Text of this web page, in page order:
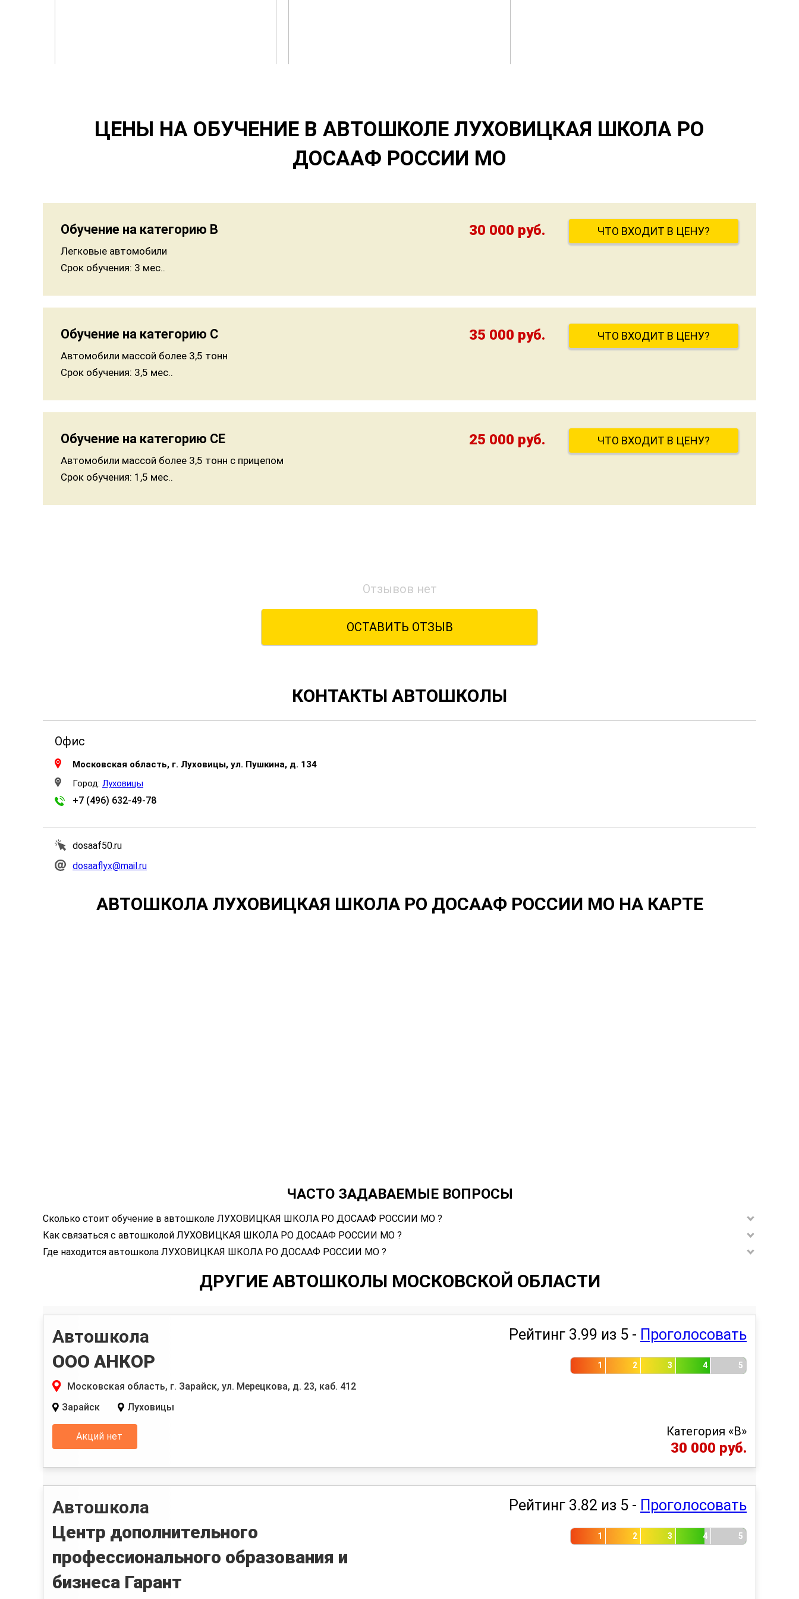
ЦЕНЫ НА ОБУЧЕНИЕ В АВТОШКОЛЕ ЛУХОВИЦКАЯ ШКОЛА РО
ДОСААФ РОССИИ МО
Обучение на категорию B
Легковые автомобили
Срок обучения: 3 мес..
30 000 руб. ЧТО ВХОДИТ В ЦЕНУ?
Обучение на категорию C
Автомобили массой более 3,5 тонн
Срок обучения: 3,5 мес..
35 000 руб. ЧТО ВХОДИТ В ЦЕНУ?
Обучение на категорию CE
Автомобили массой более 3,5 тонн с прицепом
Срок обучения: 1,5 мес..
25 000 руб. ЧТО ВХОДИТ В ЦЕНУ?
Отзывов нет
ОСТАВИТЬ ОТЗЫВ
КОНТАКТЫ АВТОШКОЛЫ
Офис
Московская область, г. Луховицы, ул. Пушкина, д. 134
Город: Луховицы
+7 (496) 632-49-78
dosaaf50.ru
dosaaflyx@mail.ru
АВТОШКОЛА ЛУХОВИЦКАЯ ШКОЛА РО ДОСААФ РОССИИ МО НА КАРТЕ
ЧАСТО ЗАДАВАЕМЫЕ ВОПРОСЫ
Сколько стоит обучение в автошколе ЛУХОВИЦКАЯ ШКОЛА РО ДОСААФ РОССИИ МО ?
Как связаться с автошколой ЛУХОВИЦКАЯ ШКОЛА РО ДОСААФ РОССИИ МО ?
Где находится автошкола ЛУХОВИЦКАЯ ШКОЛА РО ДОСААФ РОССИИ МО ?
ДРУГИЕ АВТОШКОЛЫ МОСКОВСКОЙ ОБЛАСТИ
Автошкола
ООО АНКОР
Московская область, г. Зарайск, ул. Мерецкова, д. 23, каб. 412
Зарайск
Луховицы
Рейтинг 3.99 из 5 - Проголосовать
1 2 3 4 5
Акций нет Категория «B»
30 000 руб.
Автошкола
Центр дополнительного
профессионального образования и
бизнеса Гарант
Рейтинг 3.82 из 5 - Проголосовать
1 2 3 4 5